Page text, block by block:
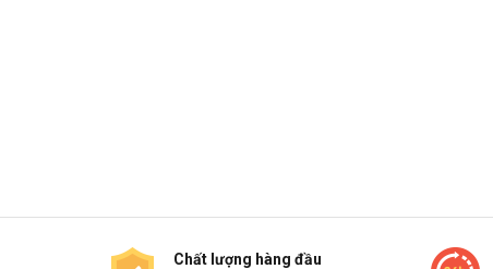
Chất lượng hàng đầu